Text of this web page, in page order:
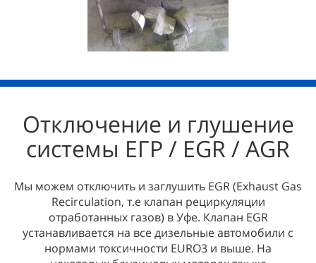
Отключение и глушение
системы ЕГР / EGR / AGR
Мы можем отключить и заглушить EGR (Exhaust Gas
Recirculation, т.е клапан рециркуляции
отработанных газов) в Уфе. Клапан EGR
устанавливается на все дизельные автомобили с
нормами токсичности EURO3 и выше. На